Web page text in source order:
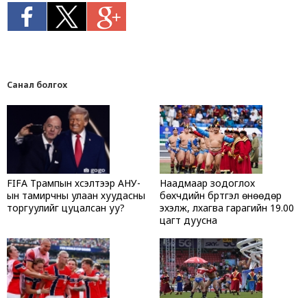
Санал болгох
FIFA Трампын хүсэлтээр АНУ-
ын тамирчны улаан хуудасны
торгуулийг цуцалсан уу?
Наадмаар зодоглох
бөхчүүдийн бүртгэл өнөөдөр
эхэлж, лхагва гарагийн 19.00
цагт дуусна